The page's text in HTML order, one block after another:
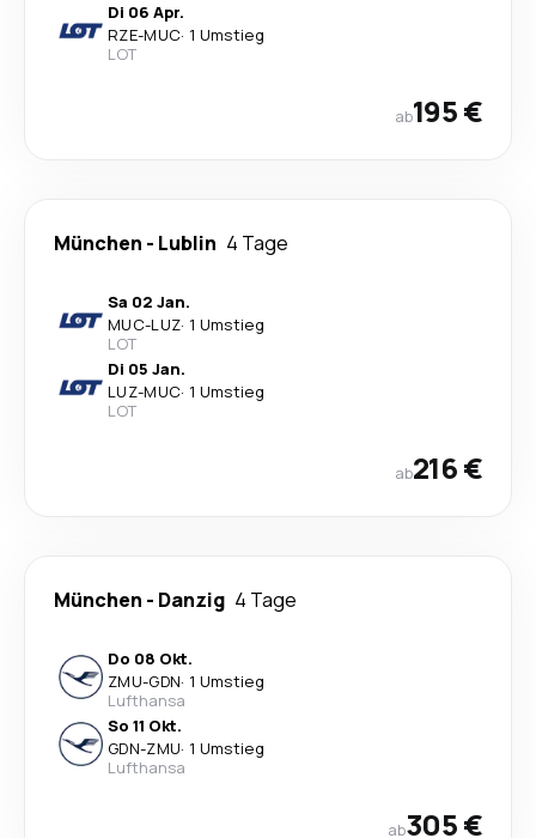
Di 06 Apr.
RZE-MUC· 1 Umstieg
LOT
ab195 €
München - Lublin 4 Tage
Sa 02 Jan.
MUC-LUZ· 1 Umstieg
LOT
Di 05 Jan.
LUZ-MUC· 1 Umstieg
LOT
ab216 €
München - Danzig 4 Tage
Do 08 Okt.
ZMU-GDN· 1 Umstieg
Lufthansa
So 11 Okt.
GDN-ZMU· 1 Umstieg
Lufthansa
ab305 €